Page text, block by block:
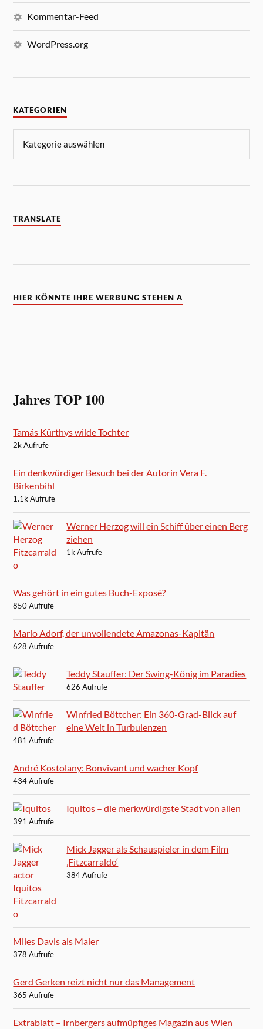
Kommentar-Feed
WordPress.org
KATEGORIEN
TRANSLATE
HIER KÖNNTE IHRE WERBUNG STEHEN A
Jahres TOP 100
Tamás Kürthys wilde Tochter
2k Aufrufe
Ein denkwürdiger Besuch bei der Autorin Vera F.
Birkenbihl
1.1k Aufrufe
Werner Herzog will ein Schiff über einen Berg
ziehen
1k Aufrufe
Was gehört in ein gutes Buch-Exposé?
850 Aufrufe
Mario Adorf, der unvollendete Amazonas-Kapitän
628 Aufrufe
Teddy Stauffer: Der Swing-König im Paradies
626 Aufrufe
Winfried Böttcher: Ein 360-Grad-Blick auf
eine Welt in Turbulenzen
481 Aufrufe
André Kostolany: Bonvivant und wacher Kopf
434 Aufrufe
Iquitos – die merkwürdigste Stadt von allen
391 Aufrufe
Mick Jagger als Schauspieler in dem Film
‚Fitzcarraldo‘
384 Aufrufe
Miles Davis als Maler
378 Aufrufe
Gerd Gerken reizt nicht nur das Management
365 Aufrufe
Extrablatt – Irnbergers aufmüpfiges Magazin aus Wien